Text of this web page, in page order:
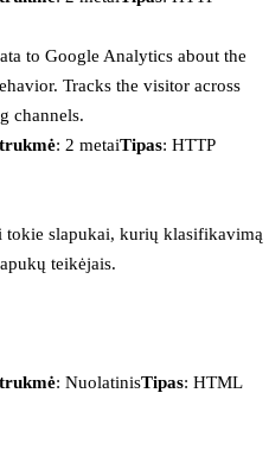
to Google Analytics about the
Tracks the visitor across
channels.
: 2 metaiTipas: HTTP
slapukai, kurių klasifikavimą
teikėjais.
: NuolatinisTipas: HTML